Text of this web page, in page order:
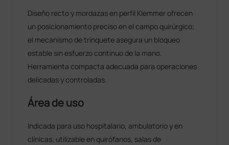
Diseño recto y mordazas en perfil Klemmer ofrecen
un posicionamiento preciso en el campo quirúrgico;
el mecanismo de trinquete asegura un bloqueo
estable sin esfuerzo continuo de la mano.
Herramienta compacta adecuada para operaciones
delicadas y controladas.
Área de uso
Indicada para uso hospitalario, ambulatorio y en
clínicas; utilizable en quirófanos, salas de